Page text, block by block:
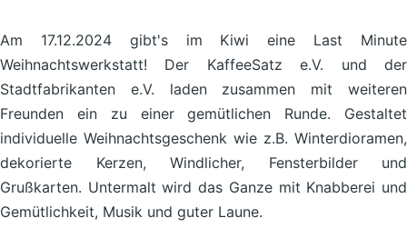
Am 17.12.2024 gibt's im Kiwi eine Last Minute
Weihnachtswerkstatt! Der KaffeeSatz e.V. und der
Stadtfabrikanten e.V. laden zusammen mit weiteren
Freunden ein zu einer gemütlichen Runde. Gestaltet
individuelle Weihnachtsgeschenk wie z.B. Winterdioramen,
dekorierte Kerzen, Windlicher, Fensterbilder und
Grußkarten. Untermalt wird das Ganze mit Knabberei und
Gemütlichkeit, Musik und guter Laune.